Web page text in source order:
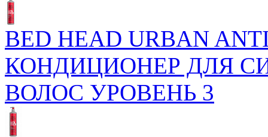
BED HEAD URBAN
КОНДИЦИОНЕР ДЛЯ
ВОЛОС УРОВЕНЬ 3